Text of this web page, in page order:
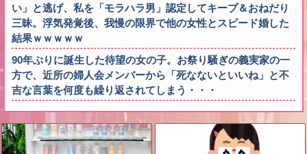
い」と逃げ、私を「モラハラ男」認定してキープ＆おねだり
三昧。浮気発覚後、我慢の限界で他の女性とスピード婚した
結果ｗｗｗｗｗ
90年ぶりに誕生した待望の女の子。お祭り騒ぎの義実家の一
方で、近所の婦人会メンバーから「死なないといいね」と不
吉な言葉を何度も繰り返されてしまう・・・